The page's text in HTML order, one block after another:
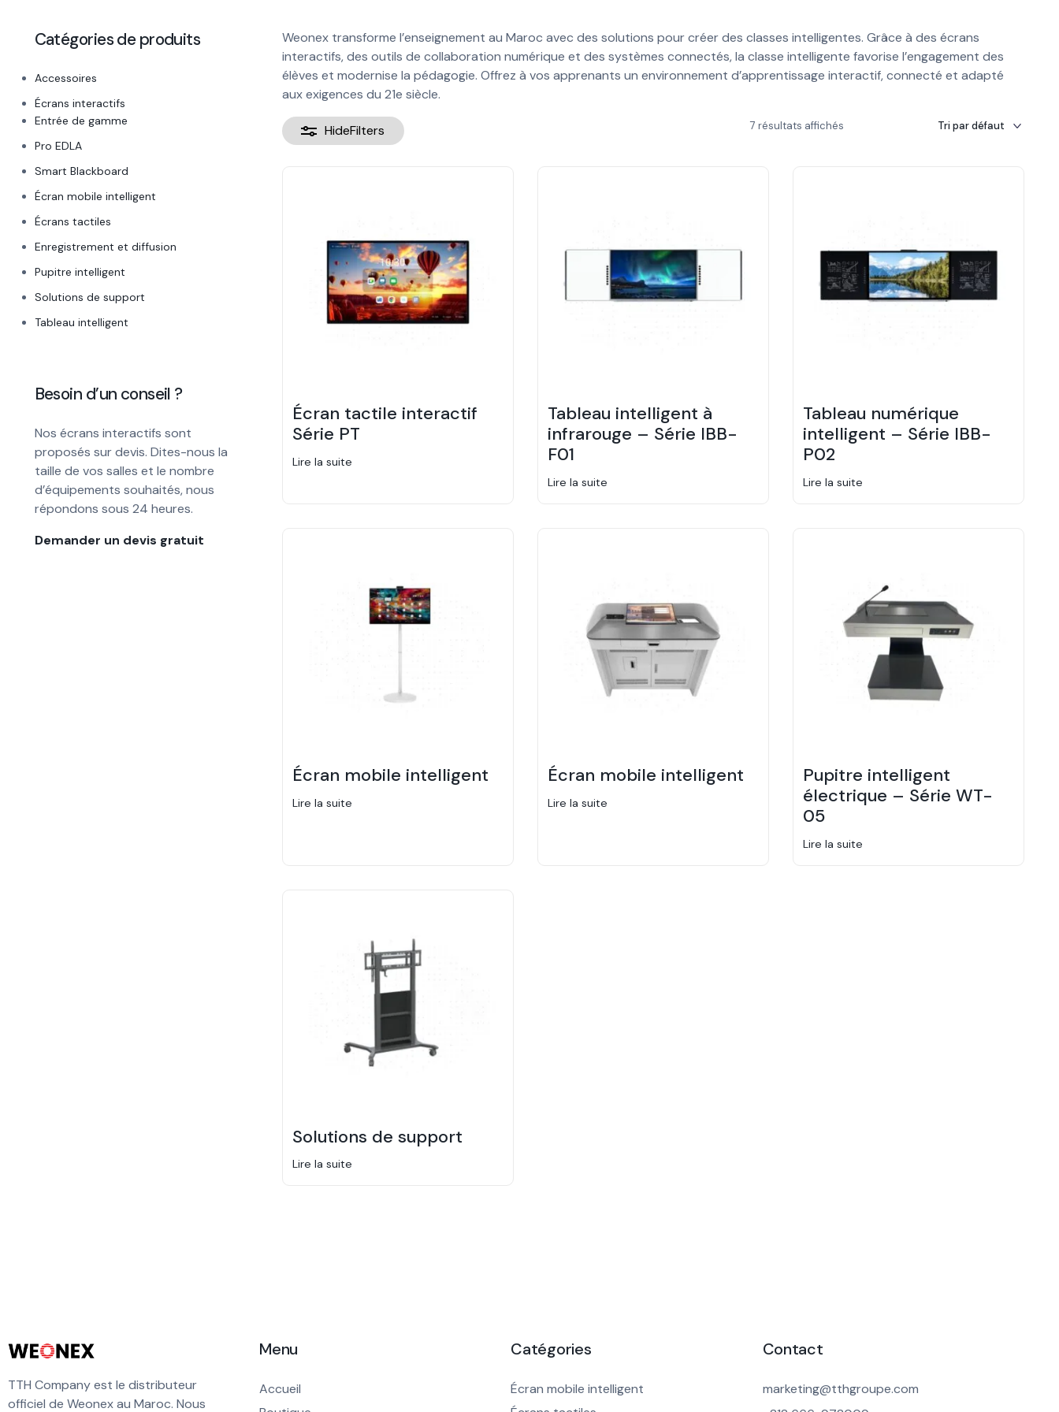
Weonex transforme l’enseignement au Maroc avec des solutions pour créer des classes intelligentes. Grâce à des écrans
interactifs, des outils de collaboration numérique et des systèmes connectés, la classe intelligente favorise l’engagement des
élèves et modernise la pédagogie. Offrez à vos apprenants un environnement d’apprentissage interactif, connecté et adapté
aux exigences du 21e siècle.
HideFilters 7 résultats affichés
Écran tactile interactif
Série PT
Lire la suite
Tableau intelligent à
infrarouge – Série IBB-
F01
Lire la suite
Tableau numérique
intelligent – Série IBB-
P02
Lire la suite
Écran mobile intelligent
Lire la suite
Écran mobile intelligent
Lire la suite
Pupitre intelligent
électrique – Série WT-
05
Lire la suite
Solutions de support
Lire la suite
Catégories de produits
Accessoires
Écrans interactifs
Entrée de gamme
Pro EDLA
Smart Blackboard
Écran mobile intelligent
Écrans tactiles
Enregistrement et diffusion
Pupitre intelligent
Solutions de support
Tableau intelligent
Besoin d’un conseil ?
Nos écrans interactifs sont
proposés sur devis. Dites-nous la
taille de vos salles et le nombre
d’équipements souhaités, nous
répondons sous 24 heures.
Demander un devis gratuit
TTH Company est le distributeur
officiel de Weonex au Maroc. Nous
Menu
Accueil
Catégories
Écran mobile intelligent
Contact
marketing@tthgroupe.com